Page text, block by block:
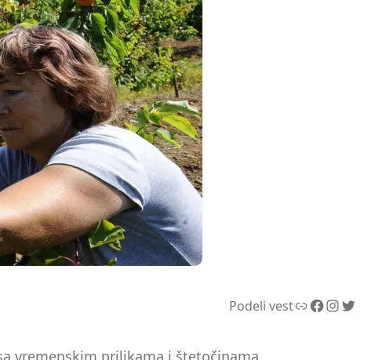
Podeli vestLink Facebook InstagramTwitter
vremenskim prilikama i štetočinama,